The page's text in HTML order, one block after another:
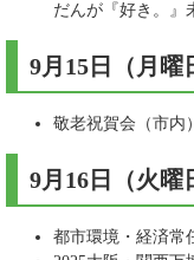
だんが『好き。』
9月15日（月曜
敬老祝賀会（市内）
9月16日（火曜
都市環境・経済常